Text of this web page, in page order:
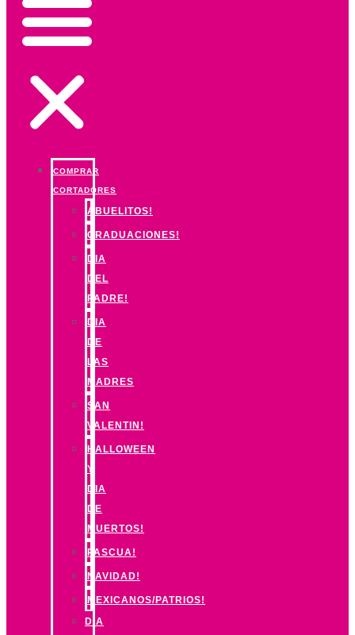
COMPRAR
CORTADORES
ABUELITOS!
GRADUACIONES!
DIA
DEL
PADRE!
DIA
DE
LAS
MADRES
SAN
VALENTIN!
HALLOWEEN
Y
DIA
DE
MUERTOS!
PASCUA!
NAVIDAD!
MEXICANOS/PATRIOS!
DIA